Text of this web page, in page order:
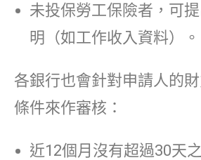
未投保勞工保險者，可
明（如工作收入資料）。
各銀行也會針對申請人的
條件來作審核：
近12個月沒有超過30天